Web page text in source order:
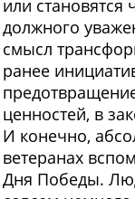
или
должного
смысл
ранее
ценностей, в
И конечно,
ветеранах
Дня Победы.